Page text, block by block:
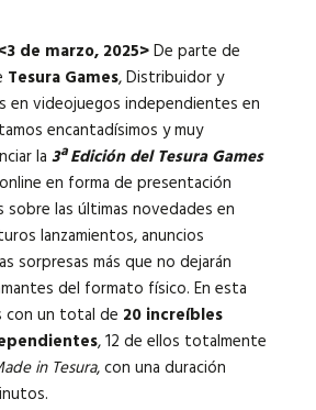
de marzo, 2025>De parte de
Tesura Games, Distribuidor y
en videojuegos independientes en
encantadísimos y muy
la 3ª Edición del Tesura Games
en forma de presentación
sobre las últimas novedades en
lanzamientos, anuncios
sorpresas más que no dejarán
del formato físico. En esta
con un total de 20 increíbles
, 12 de ellos totalmente
in Tesura, con una duración